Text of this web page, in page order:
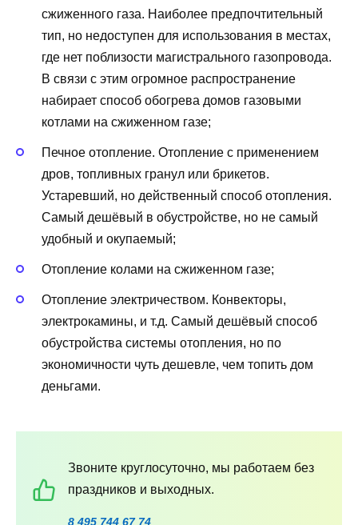
сжиженного газа. Наиболее предпочтительный
тип, но недоступен для использования в местах,
где нет поблизости магистрального газопровода.
В связи с этим огромное распространение
набирает способ обогрева домов газовыми
котлами на сжиженном газе;
Печное отопление. Отопление с применением
дров, топливных гранул или брикетов.
Устаревший, но действенный способ отопления.
Самый дешёвый в обустройстве, но не самый
удобный и окупаемый;
Отопление колами на сжиженном газе;
Отопление электричеством. Конвекторы,
электрокамины, и т.д. Самый дешёвый способ
обустройства системы отопления, но по
экономичности чуть дешевле, чем топить дом
деньгами.
Звоните круглосуточно, мы работаем без
праздников и выходных.
8 495 744 67 74